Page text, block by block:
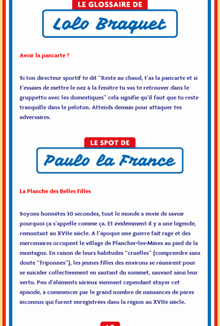
Avoir la pancarte ?
Si ton directeur sportif te dit “Reste au chaud, t’as la pancarte et si
t’essaies de mettre le nez à la fenêtre tu vas te retrouver dans le
gruppetto avec les domestiques” cela signifie qu’il faut que tu reste
tranquille dans le peloton. Attends demain pour attaquer tes
adversaires.
La Planche des Belles Filles
Soyons honnêtes 30 secondes, tout le monde a envie de savoir
pourquoi ça s’appelle comme ça. Et évidemment il y a une légende,
remontant au XVIIe siècle. A l’époque une guerre fait rage et des
mercenaires occupent le village de Plancher-les-Mines au pied de la
montagne. En raison de leurs habitudes “cruelles” (comprendre sans
doute “friponnes”), les jeunes filles des environs se réunirent pour
se suicider collectivement en sautant du sommet, sauvant ainsi leur
vertu. Peu d’éléments sérieux viennent cependant étayer cet
épisode, à commencer par le grand nombre de naissances de pères
inconnus qui furent enregistrées dans la région au XVIIe siècle.